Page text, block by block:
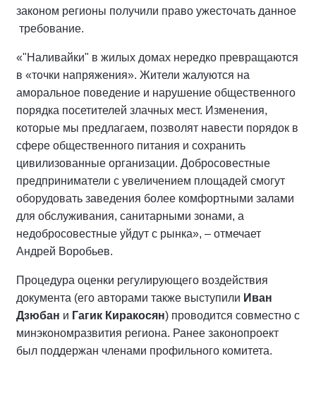
законом регионы получили право ужесточать данное
требование.
«"Наливайки" в жилых домах нередко превращаются
в «точки напряжения». Жители жалуются на
аморальное поведение и нарушение общественного
порядка посетителей злачных мест. Изменения,
которые мы предлагаем, позволят навести порядок в
сфере общественного питания и сохранить
цивилизованные организации. Добросовестные
предприниматели с увеличением площадей смогут
оборудовать заведения более комфортными залами
для обслуживания, санитарными зонами, а
недобросовестные уйдут с рынка», – отмечает
Андрей Воробьев.
Процедура оценки регулирующего воздействия
документа (его авторами также выступили Иван
Дзюбан и Гагик Киракосян) проводится совместно с
минэкономразвития региона. Ранее законопроект
был поддержан членами профильного комитета.